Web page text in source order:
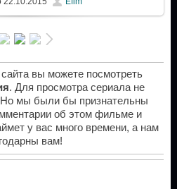
вы можете посмотреть
. Для просмотра сериала не
Но мы были бы признательны
об этом фильме и
у вас много времени, а нам
вам!